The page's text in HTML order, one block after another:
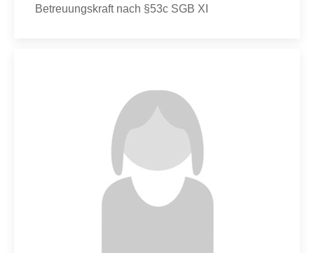
Betreuungskraft nach §53c SGB XI